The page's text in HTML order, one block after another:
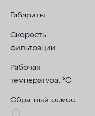
Габариты
Скорость
фильтрации
Рабочая
температура, °C
Обратный осмос